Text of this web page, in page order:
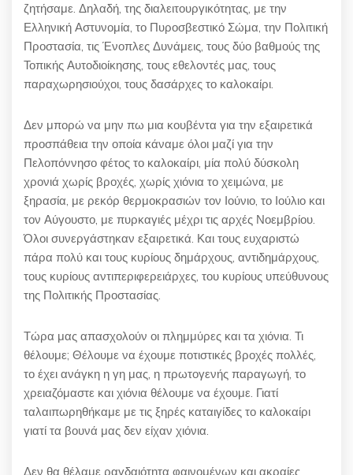
ζητήσαμε. Δηλαδή, της διαλειτουργικότητας, με την
Ελληνική Αστυνομία, το Πυροσβεστικό Σώμα, την Πολιτική
Προστασία, τις Ένοπλες Δυνάμεις, τους δύο βαθμούς της
Τοπικής Αυτοδιοίκησης, τους εθελοντές μας, τους
παραχωρησιούχοι, τους δασάρχες το καλοκαίρι.
Δεν μπορώ να μην πω μια κουβέντα για την εξαιρετικά
προσπάθεια την οποία κάναμε όλοι μαζί για την
Πελοπόννησο φέτος το καλοκαίρι, μία πολύ δύσκολη
χρονιά χωρίς βροχές, χωρίς χιόνια το χειμώνα, με
ξηρασία, με ρεκόρ θερμοκρασιών τον Ιούνιο, το Ιούλιο και
τον Αύγουστο, με πυρκαγιές μέχρι τις αρχές Νοεμβρίου.
Όλοι συνεργάστηκαν εξαιρετικά. Και τους ευχαριστώ
πάρα πολύ και τους κυρίους δημάρχους, αντιδημάρχους,
τους κυρίους αντιπεριφερειάρχες, του κυρίους υπεύθυνους
της Πολιτικής Προστασίας.
Τώρα μας απασχολούν οι πλημμύρες και τα χιόνια. Τι
θέλουμε; Θέλουμε να έχουμε ποτιστικές βροχές πολλές,
το έχει ανάγκη η γη μας, η πρωτογενής παραγωγή, το
χρειαζόμαστε και χιόνια θέλουμε να έχουμε. Γιατί
ταλαιπωρηθήκαμε με τις ξηρές καταιγίδες το καλοκαίρι
γιατί τα βουνά μας δεν είχαν χιόνια.
Δεν θα θέλαμε ραγδαιότητα φαινομένων και ακραίες